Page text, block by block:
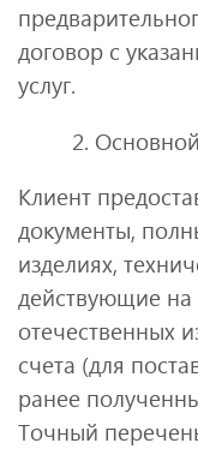
договор с
услуг.
2. Основной
Клиент
документы,
изделиях,
действующие на
отечественных
счета (для
ранее
Точный